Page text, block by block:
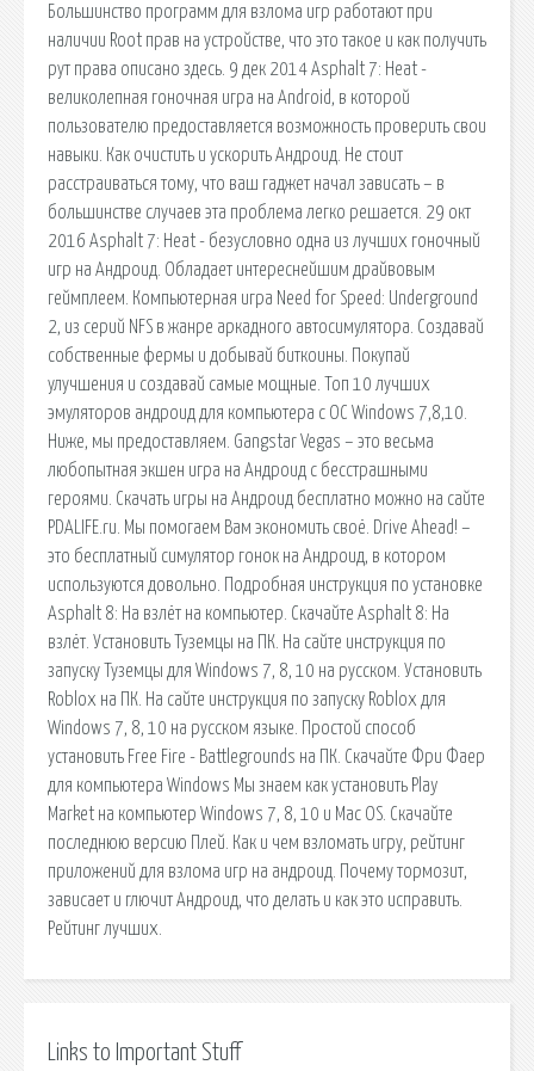
Большинство программ для взлома игр работают при
наличии Root прав на устройстве, что это такое и как получить
рут права описано здесь. 9 дек 2014 Asphalt 7: Heat -
великолепная гоночная игра на Android, в которой
пользователю предоставляется возможность проверить свои
навыки. Как очистить и ускорить Андроид. Не стоит
расстраиваться тому, что ваш гаджет начал зависать – в
большинстве случаев эта проблема легко решается. 29 окт
2016 Asphalt 7: Heat - безусловно одна из лучших гоночный
игр на Андроид. Обладает интереснейшим драйвовым
геймплеем. Компьютерная игра Need for Speed: Underground
2, из серий NFS в жанре аркадного автосимулятора. Создавай
собственные фермы и добывай биткоины. Покупай
улучшения и создавай самые мощные. Топ 10 лучших
эмуляторов андроид для компьютера с ОС Windows 7,8,10.
Ниже, мы предоставляем. Gangstar Vegas – это весьма
любопытная экшен игра на Андроид с бесстрашными
героями. Скачать игры на Андроид бесплатно можно на сайте
PDALIFE.ru. Мы помогаем Вам экономить своё. Drive Ahead! –
это бесплатный симулятор гонок на Андроид, в котором
используются довольно. Подробная инструкция по установке
Asphalt 8: На взлёт на компьютер. Скачайте Asphalt 8: На
взлёт. Установить Туземцы на ПК. На сайте инструкция по
запуску Туземцы для Windows 7, 8, 10 на русском. Установить
Roblox на ПК. На сайте инструкция по запуску Roblox для
Windows 7, 8, 10 на русском языке. Простой способ
установить Free Fire - Battlegrounds на ПК. Скачайте Фри Фаер
для компьютера Windows Мы знаем как установить Play
Market на компьютер Windows 7, 8, 10 и Mac OS. Скачайте
последнюю версию Плей. Как и чем взломать игру, рейтинг
приложений для взлома игр на андроид. Почему тормозит,
зависает и глючит Андроид, что делать и как это исправить.
Рейтинг лучших.
Links to Important Stuff